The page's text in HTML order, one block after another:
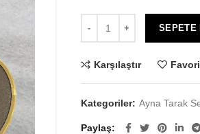
SEPETE
Karşılaştır
Kategoriler: Ayna Tarak
Paylaş